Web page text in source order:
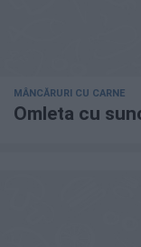
MÂNCĂRURI CU CARNE
Omleta cu